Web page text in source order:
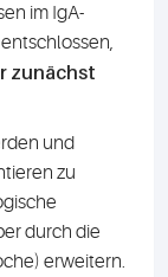
im IgA-
zunächst
und
zu
durch die
erweitern.